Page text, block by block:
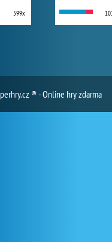
599x
® - Online hry zdarma